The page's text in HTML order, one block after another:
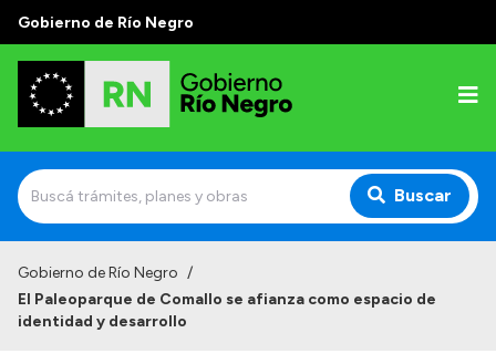
Gobierno de Río Negro
Buscar
Autoridades
Gobierno de Río Negro /
El Paleoparque de Comallo se afianza como espacio de
identidad y desarrollo